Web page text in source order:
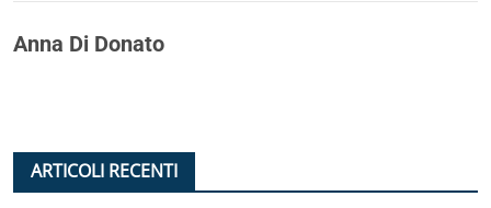
Anna Di Donato
ARTICOLI RECENTI